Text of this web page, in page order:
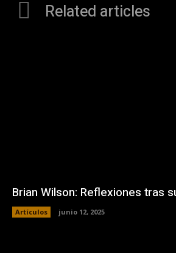
Related articles
Brian Wilson: Reflexiones tras
Artículos junio 12, 2025